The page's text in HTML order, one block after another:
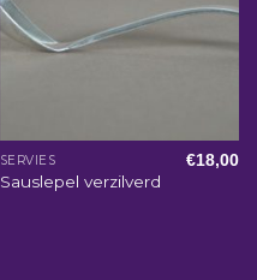
SERVIES
Sauslepel verzilverd
€18,00